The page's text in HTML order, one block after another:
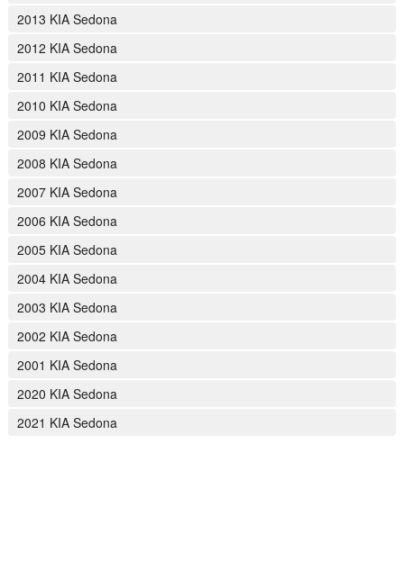
2013 KIA Sedona
2012 KIA Sedona
2011 KIA Sedona
2010 KIA Sedona
2009 KIA Sedona
2008 KIA Sedona
2007 KIA Sedona
2006 KIA Sedona
2005 KIA Sedona
2004 KIA Sedona
2003 KIA Sedona
2002 KIA Sedona
2001 KIA Sedona
2020 KIA Sedona
2021 KIA Sedona